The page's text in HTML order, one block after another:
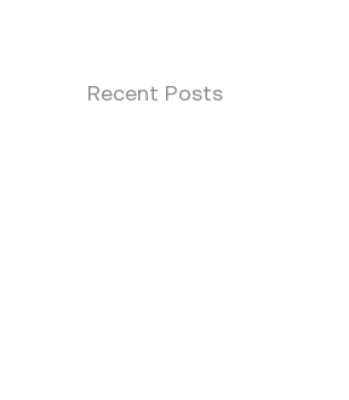
Recent Posts